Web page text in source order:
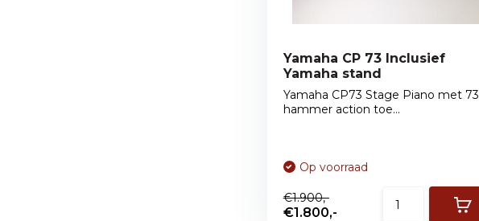
Yamaha CP 73 Inclusief
Yamaha stand
Yamaha CP73 Stage Piano met 73
hammer action toe...
Op voorraad
€1.900,-
€1.800,-